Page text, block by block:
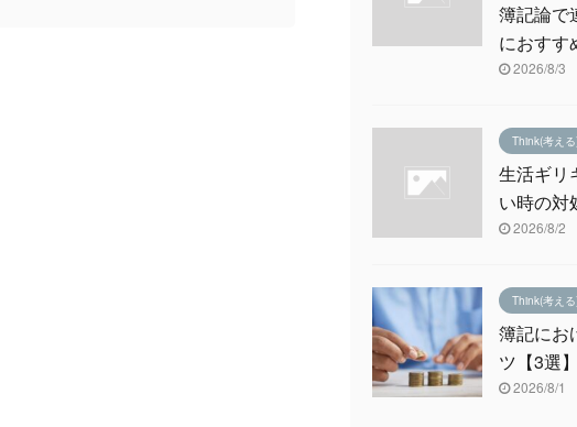
簿記論で
におすす
2026/8/3
Think(考え
生活ギリ
い時の対
2026/8/2
Think(考え
簿記にお
ツ【3選】
2026/8/1